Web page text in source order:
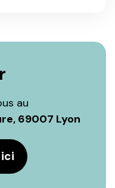
au
69007 Lyon